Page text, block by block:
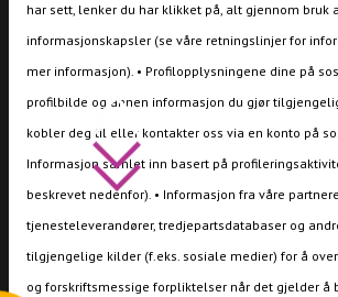
har sett, lenker du har klikket på, alt gjennom bruk
informasjonskapsler (se våre retningslinjer for
mer informasjon). • Profilopplysningene dine på
profilbilde og annen informasjon du gjør
kobler deg til eller kontakter oss via en konto på
Informasjon samlet inn basert på
beskrevet nedenfor). • Informasjon fra våre
tjenesteleverandører, tredjepartsdatabaser og
tilgjengelige kilder (f.eks. sosiale medier) for å
og forskriftsmessige forpliktelser når det gjelder å